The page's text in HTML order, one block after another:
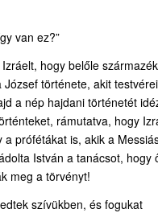
van ez?”
hogy belőle
története, akit testvérei
a nép hajdani történetét
rámutatva, hogy
prófétákat is, akik a
István a tanácsot, hogy
meg a törvényt!
szívükben, és fogukat